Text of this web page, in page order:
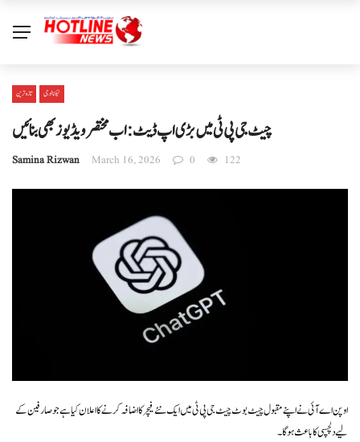
تازہ ترین ٹیکنالوجی
چیٹ جی پی ٹی میں بڑی اپ ڈیٹ: اب مختصر ویڈیوز بھی بنائیں
Samina Rizwan March 16, 2026 0 122
اوپن اے آئی نے اپنے مقبول چیٹ بوٹ چیٹ جی پی ٹی میں ایک نئے فیچر کا اضافہ کرنے کا اعلان کیا ہے جو صارفین کے
لیے دلچسپی کا باعث ہوگا۔